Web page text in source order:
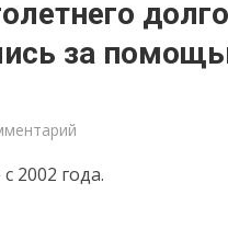
за
2002 года.